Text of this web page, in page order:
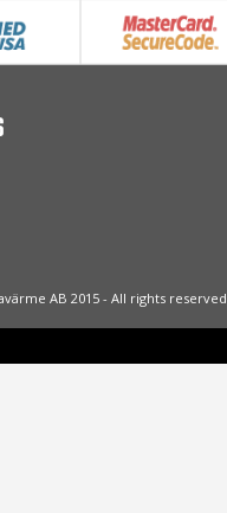
AB 2015 - All rights reserved.